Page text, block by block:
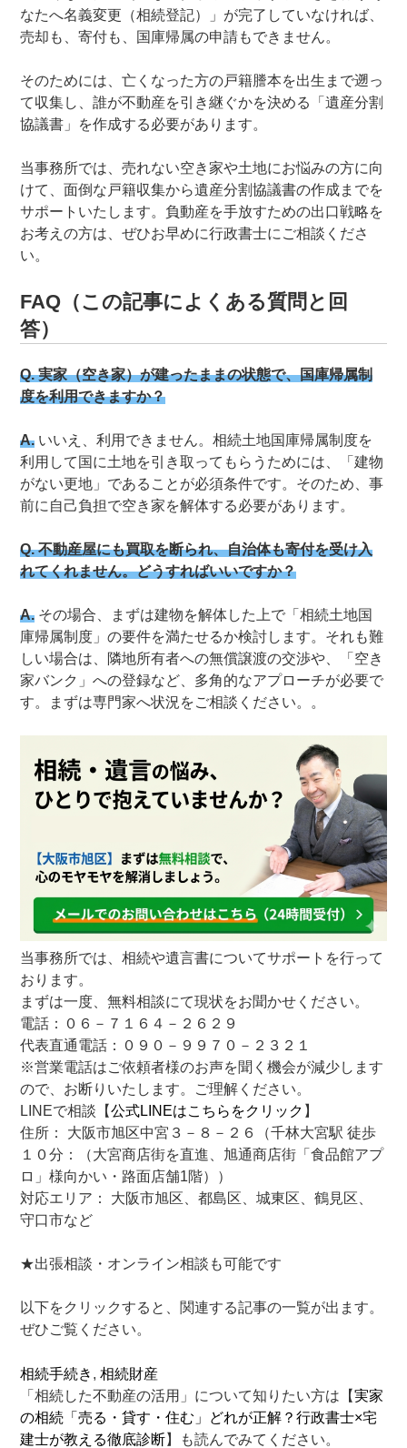
なたへ名義変更（相続登記）」が完了していなければ、
売却も、寄付も、国庫帰属の申請もできません。
そのためには、亡くなった方の戸籍謄本を出生まで遡っ
て収集し、誰が不動産を引き継ぐかを決める「遺産分割
協議書」を作成する必要があります。
当事務所では、売れない空き家や土地にお悩みの方に向
けて、面倒な戸籍収集から遺産分割協議書の作成までを
サポートいたします。負動産を手放すための出口戦略を
お考えの方は、ぜひお早めに行政書士にご相談くださ
い。
FAQ（この記事によくある質問と回
答）
Q. 実家（空き家）が建ったままの状態で、国庫帰属制
度を利用できますか？
A. いいえ、利用できません。相続土地国庫帰属制度を
利用して国に土地を引き取ってもらうためには、「建物
がない更地」であることが必須条件です。そのため、事
前に自己負担で空き家を解体する必要があります。
Q. 不動産屋にも買取を断られ、自治体も寄付を受け入
れてくれません。どうすればいいですか？
A. その場合、まずは建物を解体した上で「相続土地国
庫帰属制度」の要件を満たせるか検討します。それも難
しい場合は、隣地所有者への無償譲渡の交渉や、「空き
家バンク」への登録など、多角的なアプローチが必要で
す。まずは専門家へ状況をご相談ください。。
当事務所では、相続や遺言書についてサポートを行って
おります。
まずは一度、無料相談にて現状をお聞かせください。
電話：０６－７１６４－２６２９
代表直通電話：０９０－９９７０－２３２１
※営業電話はご依頼者様のお声を聞く機会が減少します
ので、お断りいたします。ご理解ください。
LINEで相談【公式LINEはこちらをクリック 】
住所： 大阪市旭区中宮３－８－２６（千林大宮駅 徒歩
１０分：（大宮商店街を直進、旭通商店街「食品館アプ
ロ」様向かい・路面店舗1階））
対応エリア： 大阪市旭区、都島区、城東区、鶴見区、
守口市など
★出張相談・オンライン相談も可能です
以下をクリックすると、関連する記事の一覧が出ます。
ぜひご覧ください。
相続手続き , 相続財産
「相続した不動産の活用」について知りたい方は【実家
の相続「売る・貸す・住む」どれが正解？行政書士×宅
建士が教える徹底診断】も読んでみてください。